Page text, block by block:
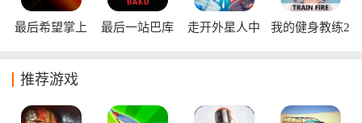
最后希望掌上
最后一站巴库
走开外星人中
我的健身教练2
推荐游戏